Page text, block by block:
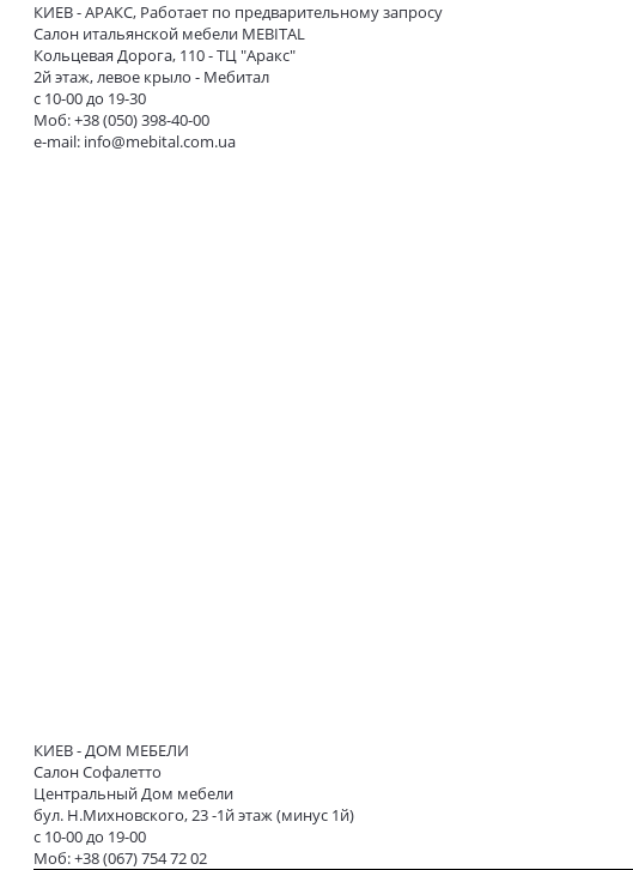
КИЕВ - АРАКС, Работает по предварительному запросу
Салон итальянской мебели MEBITAL
Кольцевая Дорога, 110 - ТЦ "Аракс"
2й этаж, левое крыло - Мебитал
с 10-00 до 19-30
Моб: +38 (050) 398-40-00
e-mail: info@mebital.com.ua
КИЕВ - ДОМ МЕБЕЛИ
Салон Софалетто
Центральный Дом мебели
бул. Н.Михновского, 23 -1й этаж (минус 1й)
с 10-00 до 19-00
Моб: +38 (067) 754 72 02